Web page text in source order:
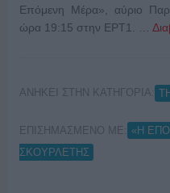
Επόμενη Μέρα», αύριο
ώρα 19:15 στην ΕΡΤ1. …
ΑΝΗΚΕΙ ΣΤΗΝ ΚΑΤΗΓΟΡΙΑ:
ΕΠΙΣΗΜΑΣΜΕΝΟ ΜΕ: «Η
ΣΚΟΥΡΛΕΤΗΣ